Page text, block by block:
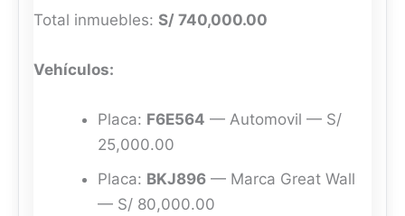
Total inmuebles: S/ 740,000.00
Vehículos:
Placa: F6E564 — Automovil — S/
25,000.00
Placa: BKJ896 — Marca Great Wall
— S/ 80,000.00